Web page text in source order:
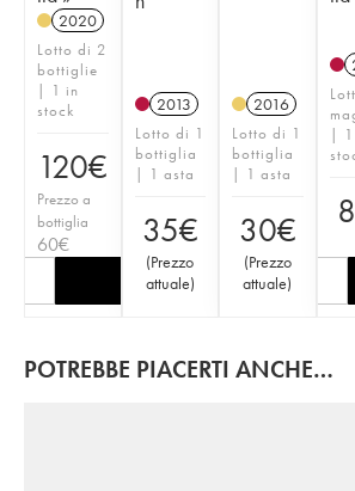
2020
Lotto di 2
bottiglie
| 1 in
stock
120€
Prezzo a
bottiglia
60€
2013
Lotto di 1
bottiglia
| 1 asta
35€
(Prezzo
attuale)
2016
Lotto di 1
bottiglia
| 1 asta
30€
(Prezzo
attuale)
|
POTREBBE PIACERTI ANCHE…